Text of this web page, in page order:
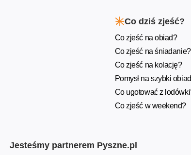
Co dziś zjeść?
Co zjeść na obiad?
Co zjeść na śniadanie?
Co zjeść na kolację?
Pomysł na szybki obiad
Co ugotować z
Co zjeść w weekend?
Jesteśmy partnerem Pyszne.pl